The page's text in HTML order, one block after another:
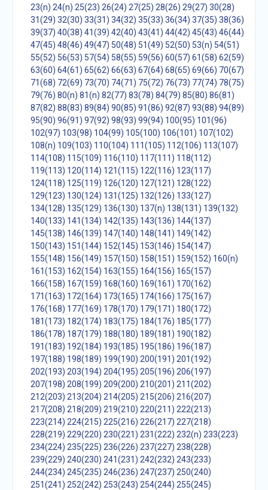
23(n) 24(n) 25(23) 26(24) 27(25) 28(26) 29(27) 30(28)
31(29) 32(30) 33(31) 34(32) 35(33) 36(34) 37(35) 38(36)
39(37) 40(38) 41(39) 42(40) 43(41) 44(42) 45(43) 46(44)
47(45) 48(46) 49(47) 50(48) 51(49) 52(50) 53(n) 54(51)
55(52) 56(53) 57(54) 58(55) 59(56) 60(57) 61(58) 62(59)
63(60) 64(61) 65(62) 66(63) 67(64) 68(65) 69(66) 70(67)
71(68) 72(69) 73(70) 74(71) 75(72) 76(73) 77(74) 78(75)
79(76) 80(n) 81(n) 82(77) 83(78) 84(79) 85(80) 86(81)
87(82) 88(83) 89(84) 90(85) 91(86) 92(87) 93(88) 94(89)
95(90) 96(91) 97(92) 98(93) 99(94) 100(95) 101(96)
102(97) 103(98) 104(99) 105(100) 106(101) 107(102)
108(n) 109(103) 110(104) 111(105) 112(106) 113(107)
114(108) 115(109) 116(110) 117(111) 118(112)
119(113) 120(114) 121(115) 122(116) 123(117)
124(118) 125(119) 126(120) 127(121) 128(122)
129(123) 130(124) 131(125) 132(126) 133(127)
134(128) 135(129) 136(130) 137(n) 138(131) 139(132)
140(133) 141(134) 142(135) 143(136) 144(137)
145(138) 146(139) 147(140) 148(141) 149(142)
150(143) 151(144) 152(145) 153(146) 154(147)
155(148) 156(149) 157(150) 158(151) 159(152) 160(n)
161(153) 162(154) 163(155) 164(156) 165(157)
166(158) 167(159) 168(160) 169(161) 170(162)
171(163) 172(164) 173(165) 174(166) 175(167)
176(168) 177(169) 178(170) 179(171) 180(172)
181(173) 182(174) 183(175) 184(176) 185(177)
186(178) 187(179) 188(180) 189(181) 190(182)
191(183) 192(184) 193(185) 195(186) 196(187)
197(188) 198(189) 199(190) 200(191) 201(192)
202(193) 203(194) 204(195) 205(196) 206(197)
207(198) 208(199) 209(200) 210(201) 211(202)
212(203) 213(204) 214(205) 215(206) 216(207)
217(208) 218(209) 219(210) 220(211) 222(213)
223(214) 224(215) 225(216) 226(217) 227(218)
228(219) 229(220) 230(221) 231(222) 232(n) 233(223)
234(224) 235(225) 236(226) 237(227) 238(228)
239(229) 240(230) 241(231) 242(232) 243(233)
244(234) 245(235) 246(236) 247(237) 250(240)
251(241) 252(242) 253(243) 254(244) 255(245)